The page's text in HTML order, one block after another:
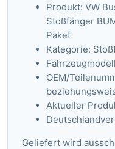
Produkt: VW
Stoßfänger
Paket
Kategorie:
OEM/
Aktueller
Geliefert wird